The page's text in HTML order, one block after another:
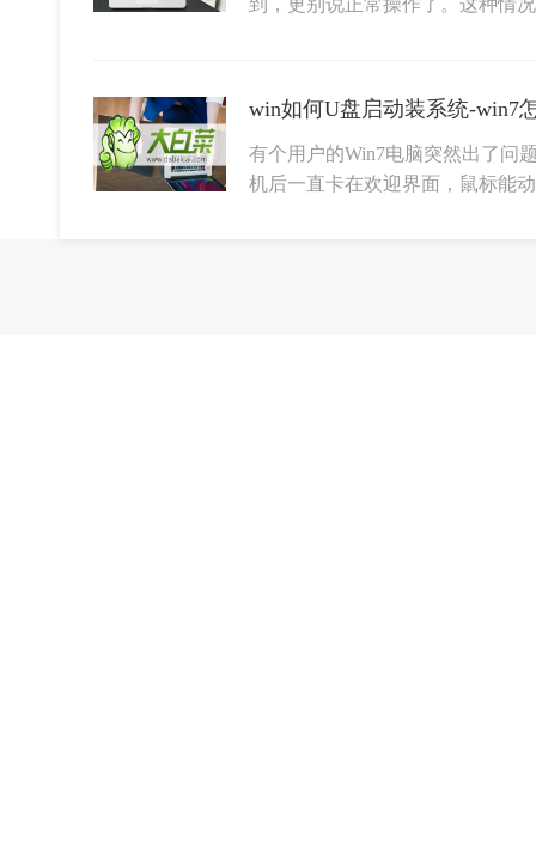
到，更别说正常操作了。这种情
win如何U盘启动装系统-win7
有个用户的Win7电脑突然出了问
机后一直卡在欢迎界面，鼠标能